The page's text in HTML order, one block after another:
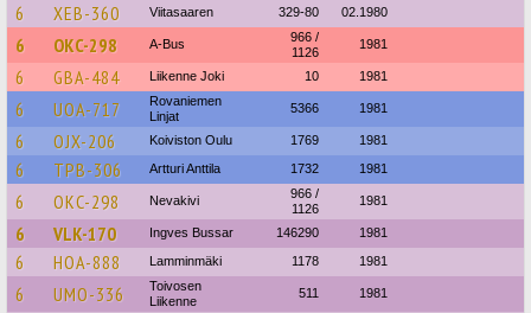
6 XEB-360 Viitasaaren 329-80 02.1980
6 OKC-298 A-Bus
966 /
1126
1981
6 GBA-484 Liikenne Joki 10 1981
6 UOA-717
Rovaniemen
Linjat
5366 1981
6 OJX-206 Koiviston Oulu 1769 1981
6 TPB-306 Artturi Anttila 1732 1981
6 OKC-298 Nevakivi
966 /
1126
1981
6 VLK-170 Ingves Bussar 146290 1981
6 HOA-888 Lamminmäki 1178 1981
6 UMO-336
Toivosen
Liikenne
511 1981